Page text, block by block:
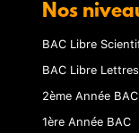
Nos
BAC Libre
BAC Libre Lettres
2ème Année BAC
1ère Année BAC